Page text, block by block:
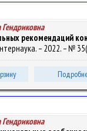
Гендриковна
рекомендаций
– 2022. – №
Гендриковна